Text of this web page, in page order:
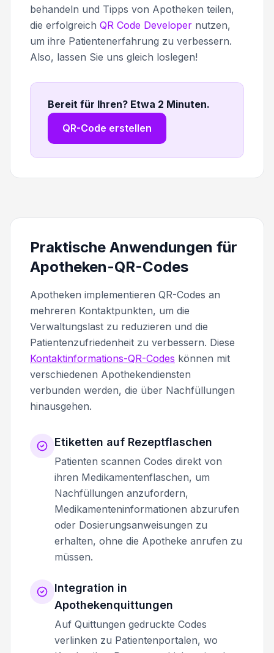
behandeln und Tipps von Apotheken teilen,
die erfolgreich QR Code Developer nutzen,
um ihre Patientenerfahrung zu verbessern.
Also, lassen Sie uns gleich loslegen!
Bereit für Ihren? Etwa 2 Minuten.
QR-Code erstellen
Praktische Anwendungen für
Apotheken-QR-Codes
Apotheken implementieren QR-Codes an
mehreren Kontaktpunkten, um die
Verwaltungslast zu reduzieren und die
Patientenzufriedenheit zu verbessern. Diese
Kontaktinformations-QR-Codes können mit
verschiedenen Apothekendiensten
verbunden werden, die über Nachfüllungen
hinausgehen.
Etiketten auf Rezeptflaschen
Patienten scannen Codes direkt von
ihren Medikamentenflaschen, um
Nachfüllungen anzufordern,
Medikamenteninformationen abzurufen
oder Dosierungsanweisungen zu
erhalten, ohne die Apotheke anrufen zu
müssen.
Integration in
Apothekenquittungen
Auf Quittungen gedruckte Codes
verlinken zu Patientenportalen, wo